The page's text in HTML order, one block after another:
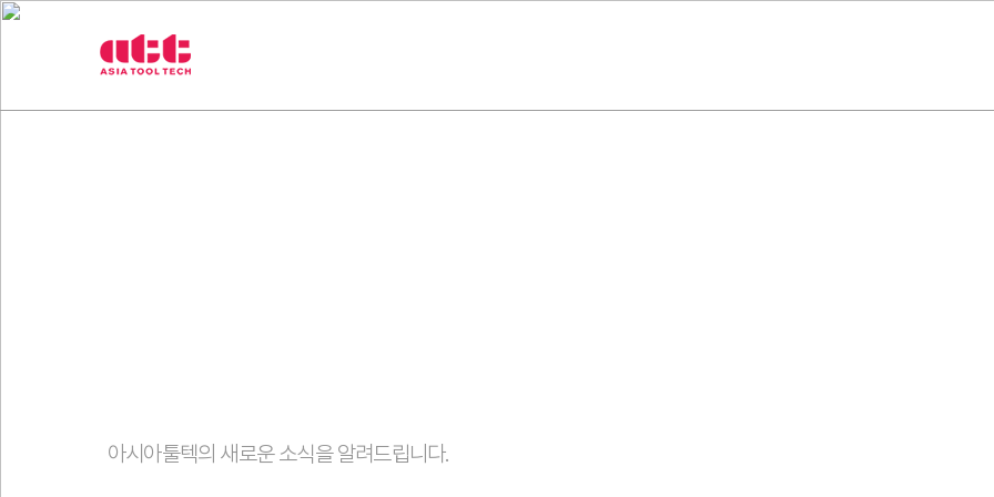
아시아툴텍의 새로운 소식을 알려드립니다.